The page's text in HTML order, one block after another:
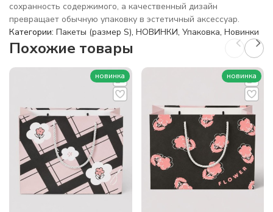
сохранность содержимого, а качественный дизайн
превращает обычную упаковку в эстетичный аксессуар.
Категории: Пакеты (размер S), НОВИНКИ, Упаковка, Новинки
Похожие товары
новинка новинка